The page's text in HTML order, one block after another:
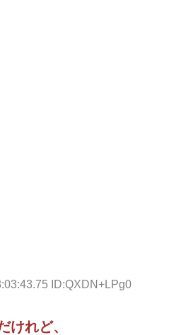
ID:QXDN+LPg0
けれど、